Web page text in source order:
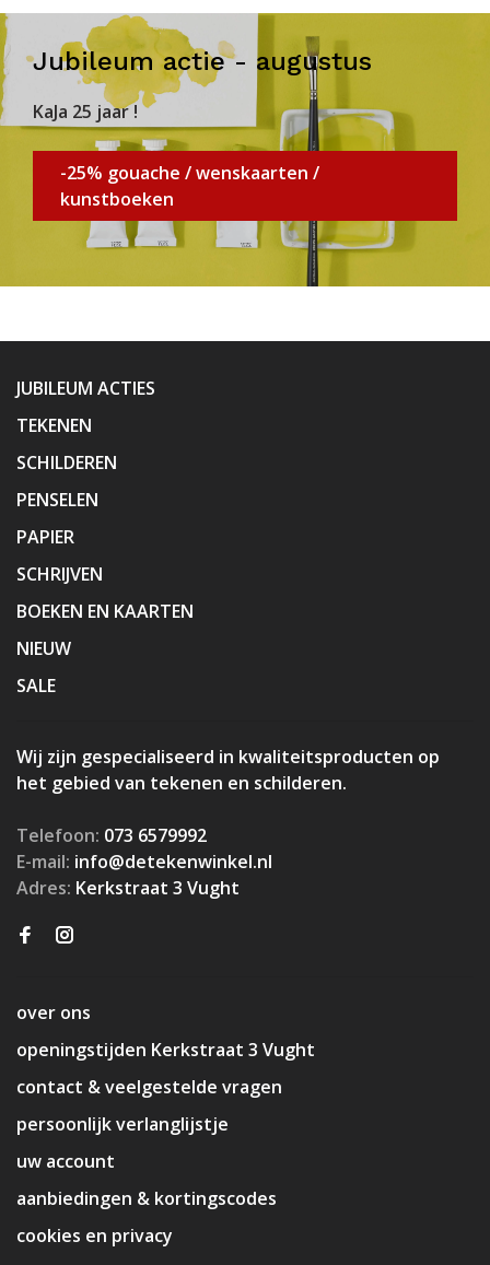
Jubileum actie - augustus
KaJa 25 jaar !
-25% gouache / wenskaarten /
kunstboeken
JUBILEUM ACTIES
TEKENEN
SCHILDEREN
PENSELEN
PAPIER
SCHRIJVEN
BOEKEN EN KAARTEN
NIEUW
SALE
Wij zijn gespecialiseerd in kwaliteitsproducten op
het gebied van tekenen en schilderen.
Telefoon: 073 6579992
E-mail: info@detekenwinkel.nl
Adres: Kerkstraat 3 Vught
over ons
openingstijden Kerkstraat 3 Vught
contact & veelgestelde vragen
persoonlijk verlanglijstje
uw account
aanbiedingen & kortingscodes
cookies en privacy